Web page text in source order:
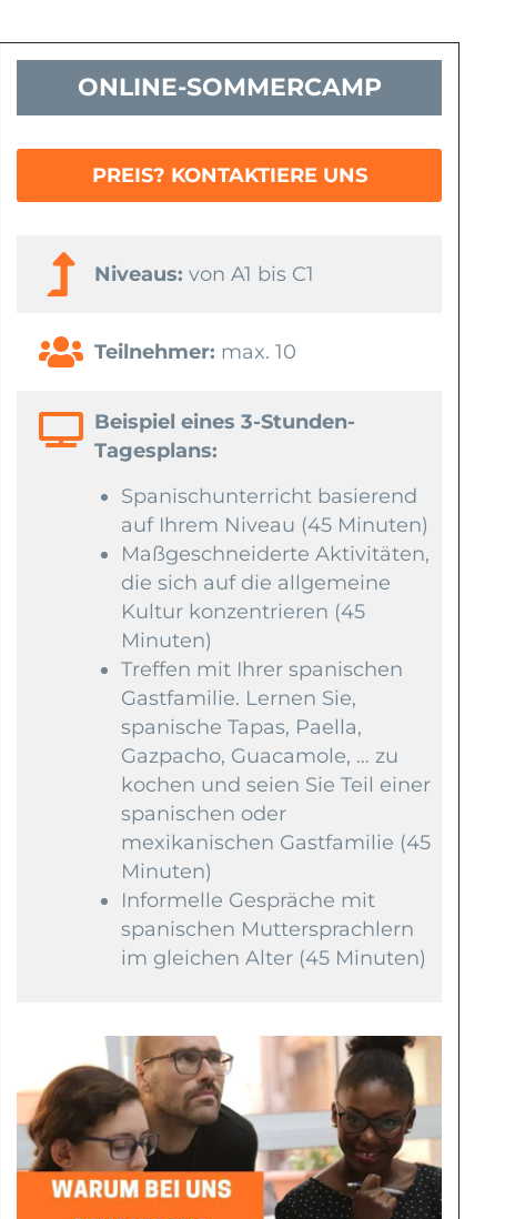
ONLINE-SOMMERCAMP
PREIS? KONTAKTIERE UNS
Niveaus:von A1 bis C1
Teilnehmer: max. 10
Beispiel eines 3-Stunden-
Tagesplans:
Spanischunterricht basierend
auf Ihrem Niveau (45 Minuten)
Maßgeschneiderte Aktivitäten,
die sich auf die allgemeine
Kultur konzentrieren (45
Minuten)
Treffen mit Ihrer spanischen
Gastfamilie. Lernen Sie,
spanische Tapas, Paella,
Gazpacho, Guacamole, … zu
kochen und seien Sie Teil einer
spanischen oder
mexikanischen Gastfamilie (45
Minuten)
Informelle Gespräche mit
spanischen Muttersprachlern
im gleichen Alter (45 Minuten)